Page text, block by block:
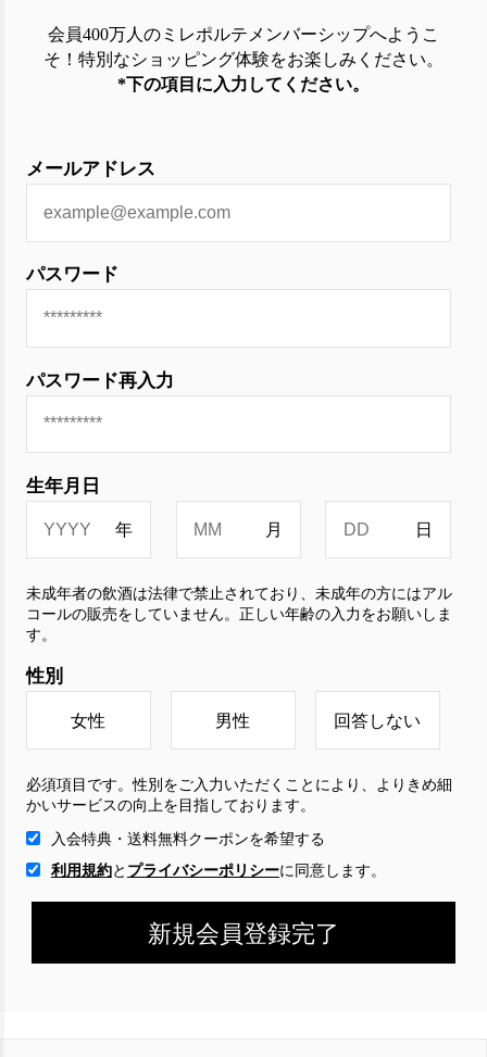
会員400万人のミレポルテメンバーシップへようこ
そ！特別なショッピング体験をお楽しみください。
*下の項目に入力してください。
メールアドレス
パスワード
パスワード再入力
生年月日
未成年者の飲酒は法律で禁止されており、未成年の方にはアル
コールの販売をしていません。正しい年齢の入力をお願いしま
す。
性別
女性 男性 回答しない
必須項目です。性別をご入力いただくことにより、よりきめ細
かいサービスの向上を目指しております。
入会特典・送料無料クーポンを希望する
利用規約と プライバシーポリシーに 同意します。